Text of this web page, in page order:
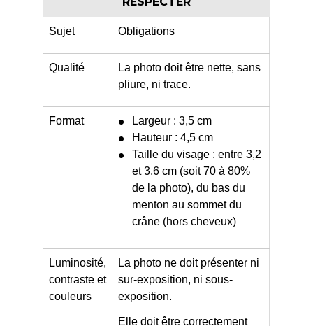
Sujet Obligations
Qualité
La photo doit être nette, sans
pliure, ni trace.
Format
Largeur : 3,5 cm
Hauteur : 4,5 cm
Taille du visage : entre 3,2
et 3,6 cm (soit 70 à 80%
de la photo), du bas du
menton au sommet du
crâne (hors cheveux)
Luminosité,
contraste et
couleurs
La photo ne doit présenter ni
sur-exposition, ni sous-
exposition.
Elle doit être correctement